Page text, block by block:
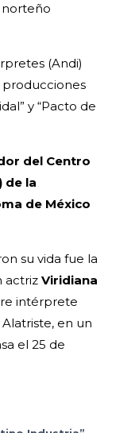
(Andi)
y “Pacto de
del Centro
de la
de México
su vida fue la
actriz Viridiana
intérprete
Alatriste, en un
el 25 de